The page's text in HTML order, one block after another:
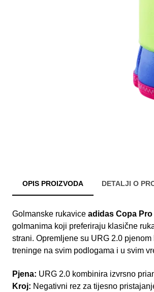
OPIS PROIZVODA DETALJI O
Golmanske rukavice adidas Copa Pro
golmanima koji preferiraju klasične
strani. Opremljene su URG 2.0
treninge na svim podlogama i u svim
Pjena: URG 2.0 kombinira izvrsno
Kroj: Negativni rez za tijesno